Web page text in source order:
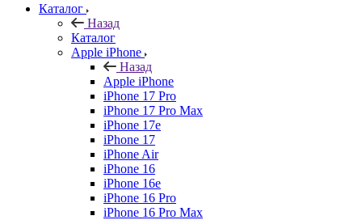
Каталог
Назад
Каталог
Apple iPhone
Назад
Apple iPhone
iPhone 17 Pro
iPhone 17 Pro Max
iPhone 17e
iPhone 17
iPhone Air
iPhone 16
iPhone 16e
iPhone 16 Pro
iPhone 16 Pro Max